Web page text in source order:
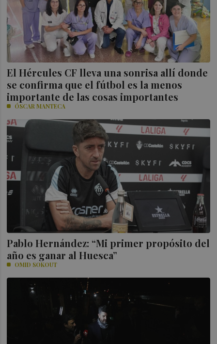
El Hércules CF lleva una sonrisa allí donde
se confirma que el fútbol es la menos
importante de las cosas importantes
ÓSCAR MANTECA
Pablo Hernández: “Mi primer propósito del
año es ganar al Huesca”
OMID SOKOUT